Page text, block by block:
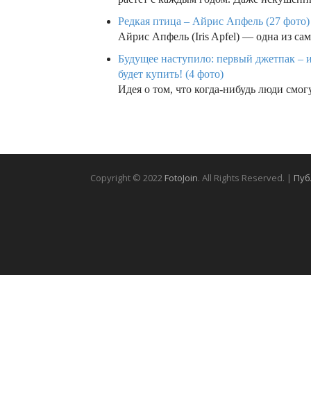
Редкая птица – Айрис Апфель (27 фото)
Айрис Апфель (Iris Apfel) — одна из
Будущее наступило: первый джетпак –
будет купить! (4 фото)
Идея о том, что когда-нибудь люди
Copyright © 2022 FotoJoin. All Rights Reserved. |